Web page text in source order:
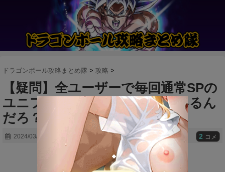
ドラゴンボール攻略まとめ隊 > 攻略 >
【疑問】全ユーザーで毎回通常SPの
ユニフラ作ってるやつは何%いるん
だろ？
2024/03/18 2 コメ